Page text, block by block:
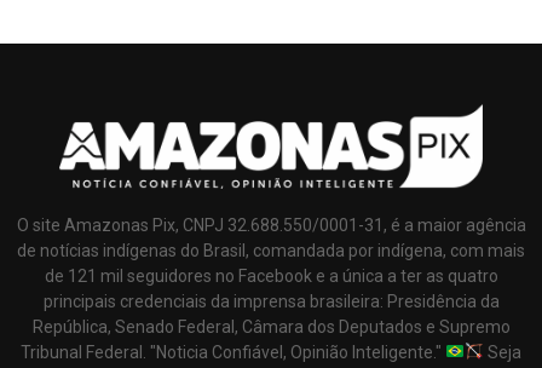
O site Amazonas Pix, CNPJ 32.688.550/0001-31, é a maior agência
de notícias indígenas do Brasil, comandada por indígena, com mais
de 121 mil seguidores no Facebook e a única a ter as quatro
principais credenciais da imprensa brasileira: Presidência da
República, Senado Federal, Câmara dos Deputados e Supremo
Tribunal Federal. "Noticia Confiável, Opinião Inteligente."
Seja